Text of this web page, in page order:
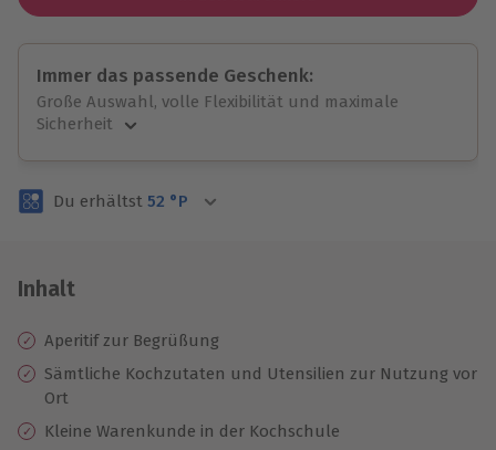
Immer das passende Geschenk:
Große Auswahl, volle Flexibilität und maximale
Sicherheit
Volle Flexibilität
3 Jahre gültig & verlängerbar.
Du erhältst 52 °P
Inhalt
Aperitif zur Begrüßung
Sämtliche Kochzutaten und Utensilien zur Nutzung vor
Ort
Kleine Warenkunde in der Kochschule